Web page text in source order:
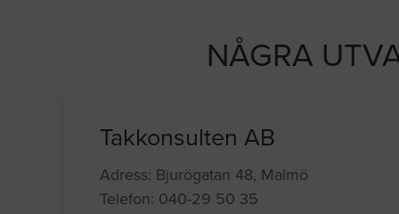
NÅGRA
Takkonsulten AB
Adress: Bjurögatan 48, Malmö
Telefon: 040-29 50 35